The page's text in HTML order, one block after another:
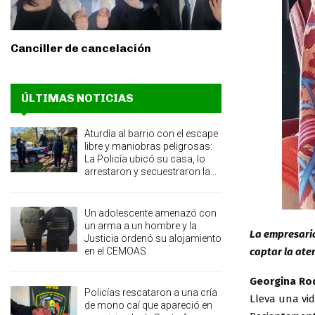
La
captar la
Georgina
Lleva una
Canciller de cancelación
ÚLTIMAS NOTICIAS
Aturdía al barrio con el escape
libre y maniobras peligrosas:
La Policía ubicó su casa, lo
arrestaron y secuestraron la...
Un adolescente amenazó con
un arma a un hombre y la
Justicia ordenó su alojamiento
en el CEMOAS
Policías rescataron a una cría
de mono caí que apareció en